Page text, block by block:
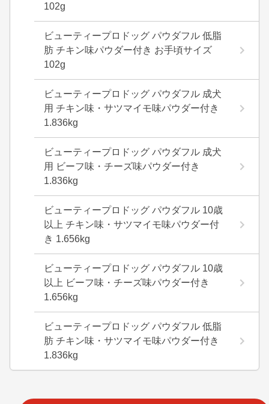
102g
ビューティープロドッグ パウダフル 低脂
肪 チキン味パウダー付き お手頃サイズ
102g
ビューティープロドッグ パウダフル 成犬
用 チキン味・サツマイモ味パウダー付き
1.836kg
ビューティープロドッグ パウダフル 成犬
用 ビーフ味・チーズ味パウダー付き
1.836kg
ビューティープロドッグ パウダフル 10歳
以上 チキン味・サツマイモ味パウダー付
き 1.656kg
ビューティープロドッグ パウダフル 10歳
以上 ビーフ味・チーズ味パウダー付き
1.656kg
ビューティープロドッグ パウダフル 低脂
肪 チキン味・サツマイモ味パウダー付き
1.836kg